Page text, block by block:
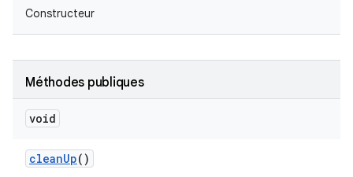
Constructeur
Méthodes publiques
void
cleanUp()